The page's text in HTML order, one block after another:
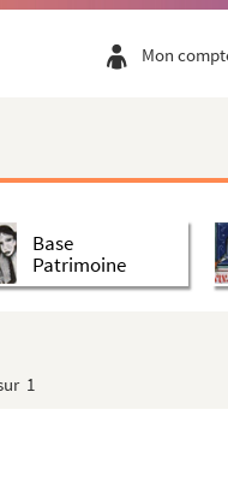
Mon
Base
Patrimoine
1